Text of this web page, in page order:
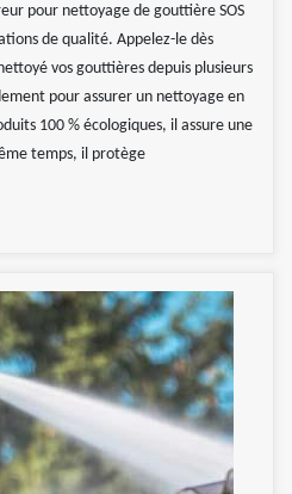
pour nettoyage de gouttière SOS
de qualité. Appelez-le dès
vos gouttières depuis plusieurs
pour assurer un nettoyage en
100 % écologiques, il assure une
temps, il protège